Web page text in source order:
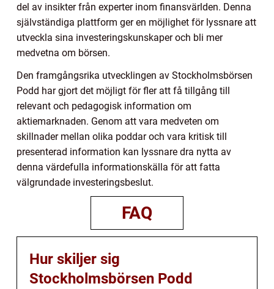
del av insikter från experter inom finansvärlden. Denna
självständiga plattform ger en möjlighet för lyssnare att
utveckla sina investeringskunskaper och bli mer
medvetna om börsen.
Den framgångsrika utvecklingen av Stockholmsbörsen
Podd har gjort det möjligt för fler att få tillgång till
relevant och pedagogisk information om
aktiemarknaden. Genom att vara medveten om
skillnader mellan olika poddar och vara kritisk till
presenterad information kan lyssnare dra nytta av
denna värdefulla informationskälla för att fatta
välgrundade investeringsbeslut.
FAQ
Hur skiljer sig
Stockholmsbörsen Podd